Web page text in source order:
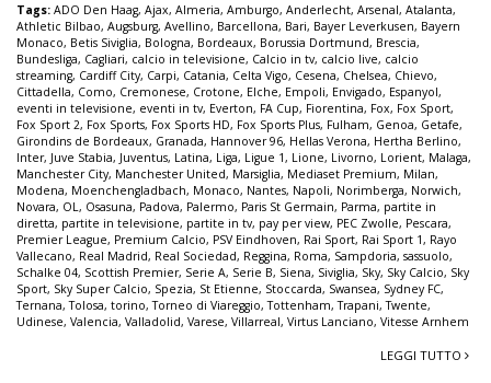
Tags: ADO Den Haag, Ajax, Almeria, Amburgo, Anderlecht, Arsenal, Atalanta,
Athletic Bilbao, Augsburg, Avellino, Barcellona, Bari, Bayer Leverkusen, Bayern
Monaco, Betis Siviglia, Bologna, Bordeaux, Borussia Dortmund, Brescia,
Bundesliga, Cagliari, calcio in televisione, Calcio in tv, calcio live, calcio
streaming, Cardiff City, Carpi, Catania, Celta Vigo, Cesena, Chelsea, Chievo,
Cittadella, Como, Cremonese, Crotone, Elche, Empoli, Envigado, Espanyol,
eventi in televisione, eventi in tv, Everton, FA Cup, Fiorentina, Fox, Fox Sport,
Fox Sport 2, Fox Sports, Fox Sports HD, Fox Sports Plus, Fulham, Genoa, Getafe,
Girondins de Bordeaux, Granada, Hannover 96, Hellas Verona, Hertha Berlino,
Inter, Juve Stabia, Juventus, Latina, Liga, Ligue 1, Lione, Livorno, Lorient, Malaga,
Manchester City, Manchester United, Marsiglia, Mediaset Premium, Milan,
Modena, Moenchengladbach, Monaco, Nantes, Napoli, Norimberga, Norwich,
Novara, OL , Osasuna, Padova, Palermo, Paris St Germain, Parma, partite in
diretta, partite in televisione, partite in tv, pay per view, PEC Zwolle, Pescara,
Premier League, Premium Calcio, PSV Eindhoven, Rai Sport, Rai Sport 1, Rayo
Vallecano, Real Madrid, Real Sociedad, Reggina, Roma, Sampdoria, sassuolo,
Schalke 04, Scottish Premier, Serie A, Serie B, Siena, Siviglia, Sky, Sky Calcio, Sky
Sport, Sky Super Calcio, Spezia, St Etienne, Stoccarda, Swansea, Sydney FC,
Ternana,Tolosa, torino,Torneo di Viareggio,Tottenham,Trapani,Twente,
Udinese, Valencia, Valladolid, Varese, Villarreal, Virtus Lanciano, Vitesse Arnhem
LEGGI TUTTO